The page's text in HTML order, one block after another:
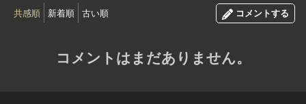
共感順 新着順 古い順 コメントする
コメントはまだありません。